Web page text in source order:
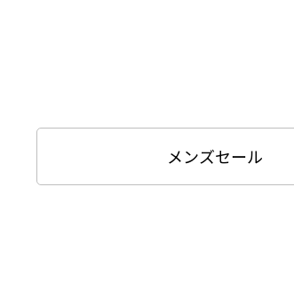
メンズセール